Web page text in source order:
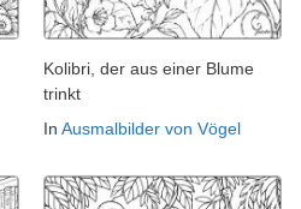
Kolibri, der aus einer Blume
trinkt
In Ausmalbilder von Vögel